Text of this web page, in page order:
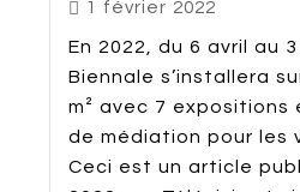
1 février 2022
En 2022, du 6 avril au
Biennale s’installera
m² avec 7 expositions
de médiation pour les
Ceci est un article